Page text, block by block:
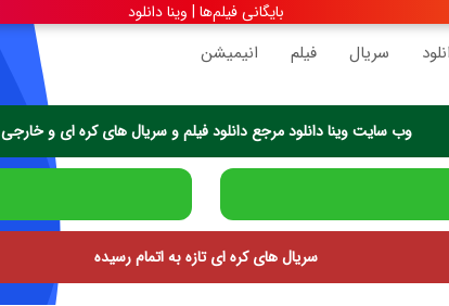
بایگانی فیلم‌ها | وینا دانلود
سریال فیلم انیمیشن
وب سایت وینا دانلود مرجع دانلود فیلم و سریال های کره ای و خارجی
سریال های کره ای تازه به اتمام رسیده